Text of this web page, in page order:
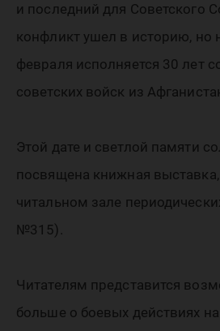
и последний для Советского
конфликт ушел в историю, но
февраля исполняется 30 лет
советских войск из
Этой дате и светлой памяти
посвящена книжная
читальном зале
№315).
Читателям представится
больше о боевых действиях